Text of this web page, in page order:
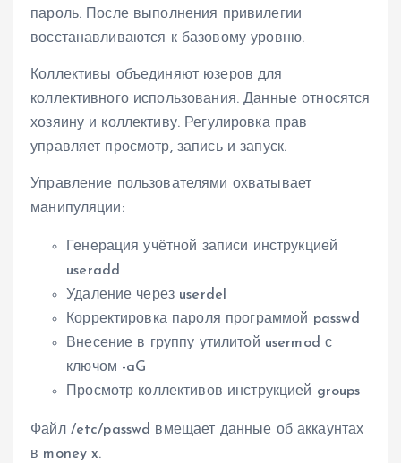
пароль. После выполнения привилегии
восстанавливаются к базовому уровню.
Коллективы объединяют юзеров для
коллективного использования. Данные относятся
хозяину и коллективу. Регулировка прав
управляет просмотр, запись и запуск.
Управление пользователями охватывает
манипуляции:
Генерация учётной записи инструкцией
useradd
Удаление через userdel
Корректировка пароля программой passwd
Внесение в группу утилитой usermod с
ключом -aG
Просмотр коллективов инструкцией groups
Файл /etc/passwd вмещает данные об аккаунтах
в money x.